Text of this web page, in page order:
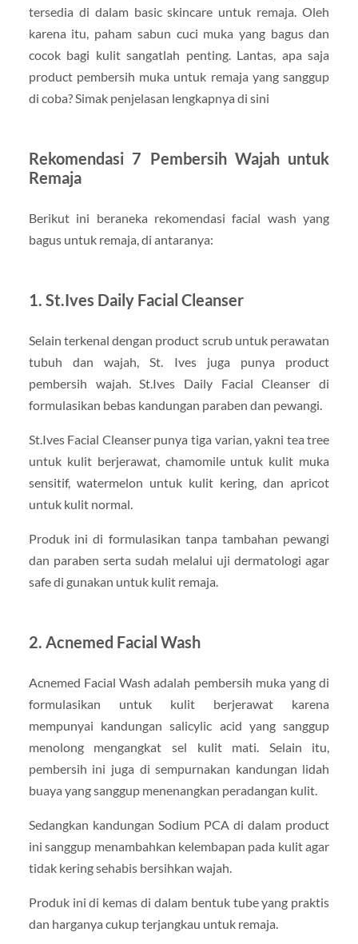
tersedia di dalam basic skincare untuk remaja. Oleh
karena itu, paham sabun cuci muka yang bagus dan
cocok bagi kulit sangatlah penting. Lantas, apa saja
product pembersih muka untuk remaja yang sanggup
di coba? Simak penjelasan lengkapnya di sini
Rekomendasi 7 Pembersih Wajah untuk
Remaja
Berikut ini beraneka rekomendasi facial wash yang
bagus untuk remaja, di antaranya:
1. St.Ives Daily Facial Cleanser
Selain terkenal dengan product scrub untuk perawatan
tubuh dan wajah, St. Ives juga punya product
pembersih wajah. St.Ives Daily Facial Cleanser di
formulasikan bebas kandungan paraben dan pewangi.
St.Ives Facial Cleanser punya tiga varian, yakni tea tree
untuk kulit berjerawat, chamomile untuk kulit muka
sensitif, watermelon untuk kulit kering, dan apricot
untuk kulit normal.
Produk ini di formulasikan tanpa tambahan pewangi
dan paraben serta sudah melalui uji dermatologi agar
safe di gunakan untuk kulit remaja.
2. Acnemed Facial Wash
Acnemed Facial Wash adalah pembersih muka yang di
formulasikan untuk kulit berjerawat karena
mempunyai kandungan salicylic acid yang sanggup
menolong mengangkat sel kulit mati. Selain itu,
pembersih ini juga di sempurnakan kandungan lidah
buaya yang sanggup menenangkan peradangan kulit.
Sedangkan kandungan Sodium PCA di dalam product
ini sanggup menambahkan kelembapan pada kulit agar
tidak kering sehabis bersihkan wajah.
Produk ini di kemas di dalam bentuk tube yang praktis
dan harganya cukup terjangkau untuk remaja.